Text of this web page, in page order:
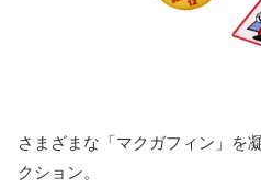
さまざまな「マクガフィン」を
クション。